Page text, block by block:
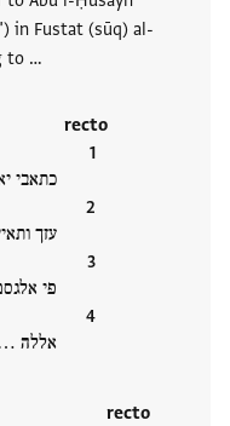
in Fustat (sūq) al-
to …
recto
כתאבי
עזך
פי
אללה
recto